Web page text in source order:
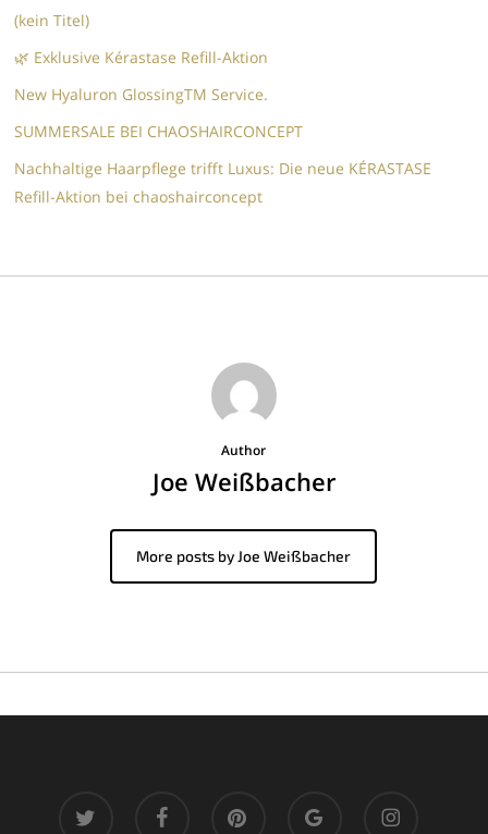
(kein Titel)
🌿 Exklusive Kérastase Refill-Aktion
New Hyaluron GlossingTM​ Service.​
SUMMERSALE BEI CHAOSHAIRCONCEPT
Nachhaltige Haarpflege trifft Luxus: Die neue KÉRASTASE
Refill-Aktion bei chaoshairconcept
Author
Joe Weißbacher
More posts by Joe Weißbacher
plus